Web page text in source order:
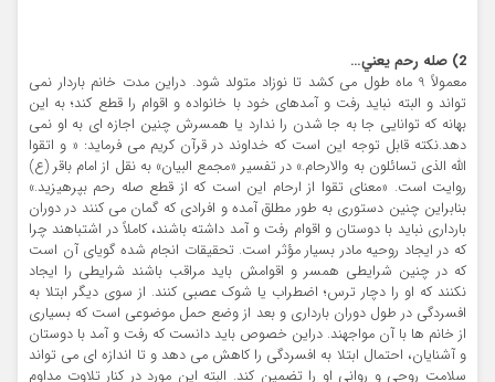
2) صله رحم يعني…
معمولاً 9 ماه طول مي کشد تا نوزاد متولد شود. دراين مدت خانم باردار نمي
تواند و البته نبايد رفت و آمدهاي خود با خانواده و اقوام را قطع کند؛ به اين
بهانه که توانايي جا به جا شدن را ندارد يا همسرش چنين اجازه اي به او نمي
دهد.نکته قابل توجه اين است که خداوند در قرآن کريم مي فرمايد: « و اتقوا
الله الذي تسائلون به والارحام.» در تفسير «مجمع البيان» به نقل از امام باقر (ع)
روايت است. «معناي تقوا از ارحام اين است که از قطع صله رحم بپرهيزيد.»
بنابراين چنين دستوري به طور مطلق آمده و افرادي که گمان مي کنند در دوران
بارداري نبايد با دوستان و اقوام رفت و آمد داشته باشند، کاملاً در اشتباهند چرا
که در ايجاد روحيه مادر بسيار مؤثر است. تحقيقات انجام شده گوياي آن است
که در چنين شرايطي همسر و اقوامش بايد مراقب باشند شرايطي را ايجاد
نکنند که او را دچار ترس؛ اضطراب يا شوک عصبي کنند. از سوي ديگر ابتلا به
افسردگي در طول دوران بارداري و بعد از وضع حمل موضوعي است که بسياري
از خانم ها با آن مواجهند. دراين خصوص بايد دانست که رفت و آمد با دوستان
و آشنايان، احتمال ابتلا به افسردگي را کاهش مي دهد و تا اندازه اي مي تواند
سلامت روحي و رواني او را تضمين کند. البته اين مورد در کنار تلاوت مداوم